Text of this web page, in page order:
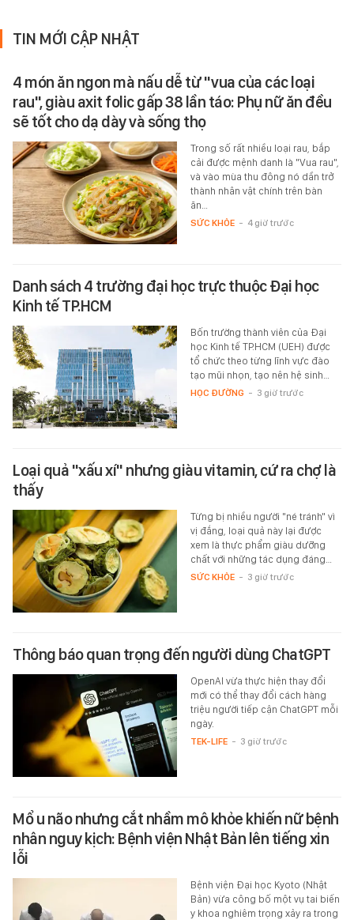
TIN MỚI CẬP NHẬT
4 món ăn ngon mà nấu dễ từ "vua của các loại
rau", giàu axit folic gấp 38 lần táo: Phụ nữ ăn đều
sẽ tốt cho dạ dày và sống thọ
Trong số rất nhiều loại rau, bắp
cải được mệnh danh là "Vua rau",
và vào mùa thu đông nó dần trở
thành nhân vật chính trên bàn
ăn…
SỨC KHỎE - 4 giờ trước
Danh sách 4 trường đại học trực thuộc Đại học
Kinh tế TP.HCM
Bốn trường thành viên của Đại
học Kinh tế TP.HCM (UEH) được
tổ chức theo từng lĩnh vực đào
tạo mũi nhọn, tạo nên hệ sinh…
HỌC ĐƯỜNG - 3 giờ trước
Loại quả "xấu xí" nhưng giàu vitamin, cứ ra chợ là
thấy
Từng bị nhiều người "né tránh" vì
vị đắng, loại quả này lại được
xem là thực phẩm giàu dưỡng
chất với những tác dụng đáng…
SỨC KHỎE - 3 giờ trước
Thông báo quan trọng đến người dùng ChatGPT
OpenAI vừa thực hiện thay đổi
mới có thể thay đổi cách hàng
triệu người tiếp cận ChatGPT mỗi
ngày.
TEK-LIFE - 3 giờ trước
Mổ u não nhưng cắt nhầm mô khỏe khiến nữ bệnh
nhân nguy kịch: Bệnh viện Nhật Bản lên tiếng xin
lỗi
Bệnh viện Đại học Kyoto (Nhật
Bản) vừa công bố một vụ tai biến
y khoa nghiêm trọng xảy ra trong